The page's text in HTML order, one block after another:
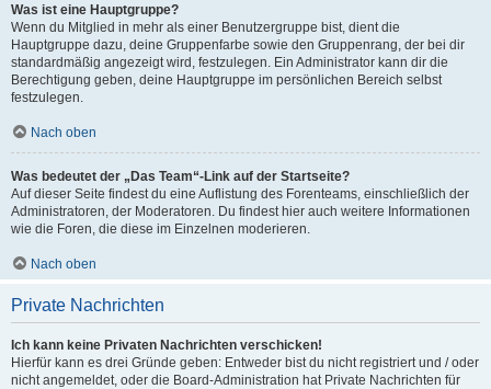
Was ist eine Hauptgruppe?
Wenn du Mitglied in mehr als einer Benutzergruppe bist, dient die
Hauptgruppe dazu, deine Gruppenfarbe sowie den Gruppenrang, der bei dir
standardmäßig angezeigt wird, festzulegen. Ein Administrator kann dir die
Berechtigung geben, deine Hauptgruppe im persönlichen Bereich selbst
festzulegen.
Nach oben
Was bedeutet der „Das Team“-Link auf der Startseite?
Auf dieser Seite findest du eine Auflistung des Forenteams, einschließlich der
Administratoren, der Moderatoren. Du findest hier auch weitere Informationen
wie die Foren, die diese im Einzelnen moderieren.
Nach oben
Private Nachrichten
Ich kann keine Privaten Nachrichten verschicken!
Hierfür kann es drei Gründe geben: Entweder bist du nicht registriert und / oder
nicht angemeldet, oder die Board-Administration hat Private Nachrichten für